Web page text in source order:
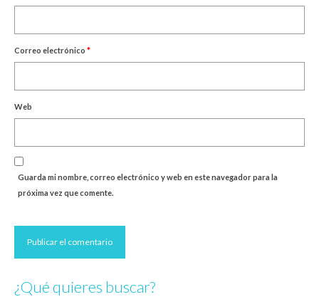
Correo electrónico *
Web
Guarda mi nombre, correo electrónico y web en este navegador para la
próxima vez que comente.
¿Qué quieres buscar?